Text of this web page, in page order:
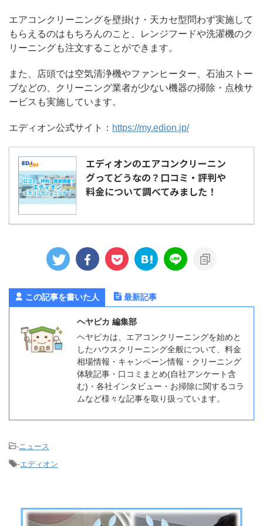
エアコンクリーニングを壁掛け・天カセ型問わず実施して
もらえるのはもちろんのこと、レンジフードや洗濯機のク
リーニングも注文することができます。
また、店頭では空気清浄機やファンヒーター、石油ストー
ブなどの、クリーニング業者が少ない機器の掃除・点検サ
ービスも実施しています。
エディオン公式サイト： https://my.edion.jp/
エディオンのエアコンクリーニン
グってどうなの？口コミ・評判や
料金について調べてみました！
この記事を書いた人 最新記事
ヘヤピカ 編集部
ヘヤピカは、エアコンクリーニングを始めと
したハウスクリーニング全般について、料金
相場情報・キャンペーン情報・クリーニング
体験記事・口コミまとめ(自社アンケート含
む)・各社インタビュー・お掃除に関するコラ
ムなど様々な記事を取り扱っています。
-ニュース
-エディオン